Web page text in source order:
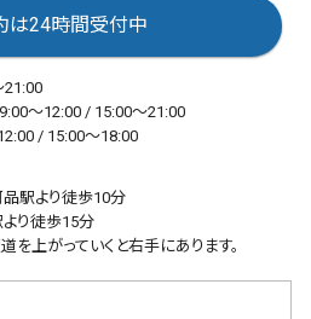
は24時間受付中
21:00
～12:00 / 15:00～21:00
/ 15:00～18:00
駅より徒歩10分
り徒歩15分
を上がっていくと右手にあります。